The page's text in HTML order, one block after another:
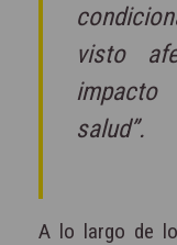
visto
salud”.
A lo largo de